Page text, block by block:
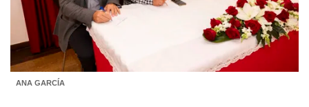
ANA GARCÍA